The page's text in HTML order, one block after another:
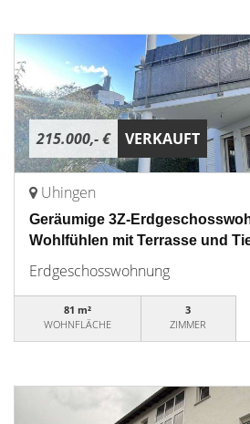
215.000,- € VERKAUFT
Uhingen
Geräumige 3Z-
Wohlfühlen mit Terrasse und
Erdgeschosswohnung
81 m²
WOHNFLÄCHE
3
ZIMMER